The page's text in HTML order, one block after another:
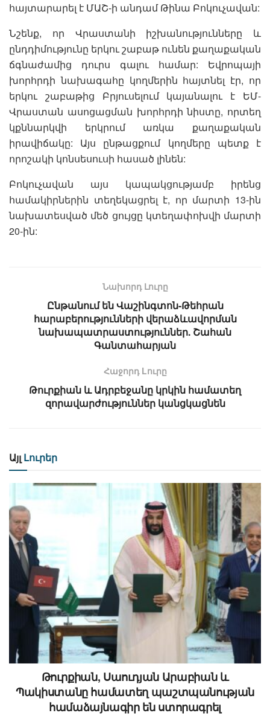
հայտարարել է ՄԱՇ-ի անդամ Թինա Բոկուչավան:
Նշենք, որ Վրաստանի իշխանությունները և
ընդդիմությունը երկու շաբաթ ունեն քաղաքական
ճգնաժամից դուրս գալու համար: Եվրոպայի
խորհրդի նախագահը կողմերին հայտնել էր, որ
երկու շաբաթից Բրյուսելում կայանալու է ԵՄ-
Վրաստան ասոցացման խորհրդի նիստը, որտեղ
կքննարկվի երկրում առկա քաղաքական
իրավիճակը: Այս ընթացքում կողմերը պետք է
որոշակի կոնսեսուսի հասած լինեն:
Բոկուչավան այս կապակցությամբ իրենց
համակիրներին տեղեկացրել է, որ մարտի 13-ին
նախատեսված մեծ ցույցը կտեղափոխվի մարտի
20-ին:
Նախորդ Լուրը
Ընթանում են Վաշինգտոն-Թեհրան
հարաբերությունների վերաձևավորման
նախապատրաստություններ. Շահան
Գանտահարյան
Հաջորդ Lուրը
Թուրքիան և Ադրբեջանը կրկին համատեղ
զորավարժություններ կանցկացնեն
Այլ Լուրեր
Թուրքիան, Սաուդյան Արաբիան և
Պակիստանը համատեղ պաշտպանության
համաձայնագիր են ստորագրել